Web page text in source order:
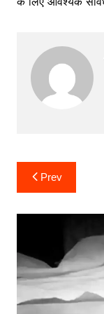
Post
navigation
Prev